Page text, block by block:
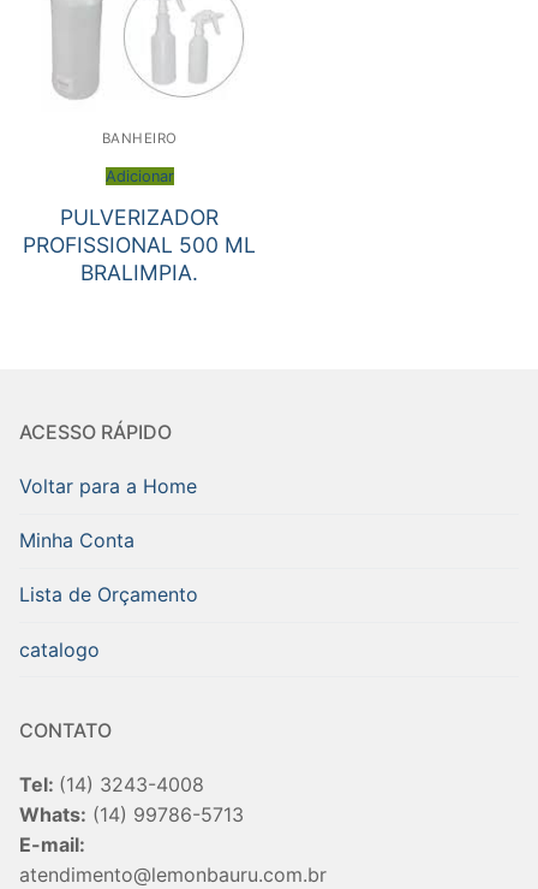
BANHEIRO
Adicionar
PULVERIZADOR
PROFISSIONAL 500 ML
BRALIMPIA.
ACESSO RÁPIDO
Voltar para a Home
Minha Conta
Lista de Orçamento
catalogo
CONTATO
Tel: (14) 3243-4008
Whats: (14) 99786-5713
E-mail:
atendimento@lemonbauru.com.br